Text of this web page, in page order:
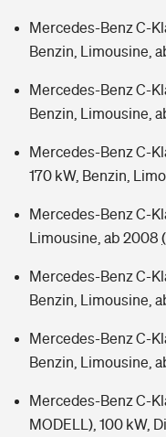
Mercedes-Benz C-
Benzin, Limousine,
Mercedes-Benz C-
Benzin, Limousine,
Mercedes-Benz C-
170 kW, Benzin,
Mercedes-Benz C-
Limousine, ab 2008
Mercedes-Benz C-
Benzin, Limousine,
Mercedes-Benz C-
Benzin, Limousine,
Mercedes-Benz C-
MODELL), 100 kW,